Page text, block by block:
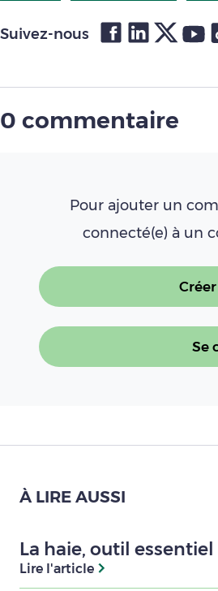
Suivez-nous
0 commentaire
Pour ajouter un
connecté(e) à un
Se
À LIRE AUSSI
La haie, outil
Lire l'article